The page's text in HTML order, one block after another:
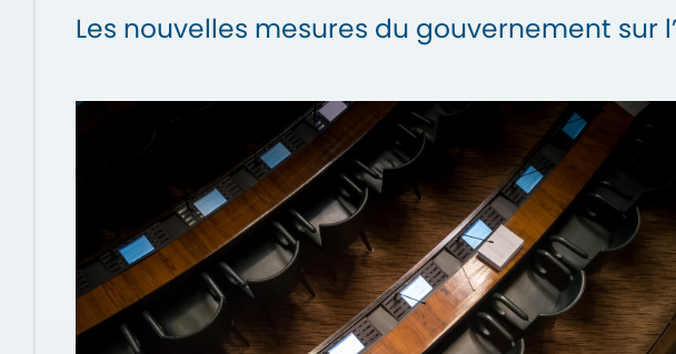
Les nouvelles mesures du gouvernement sur